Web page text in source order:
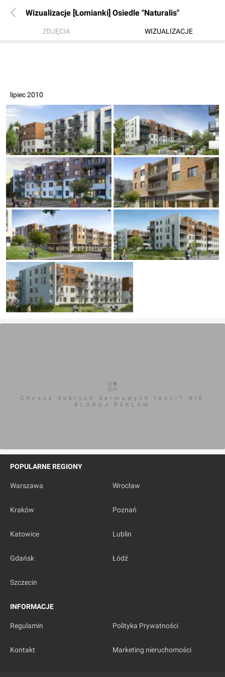
Wizualizacje [Łomianki] Osiedle "Naturalis"
ZDJĘCIA WIZUALIZACJE
lipiec 2010
Chcesz dobrych darmowych teści? NIE
BLOKUJ REKLAM
POPULARNE REGIONY
Warszawa Wrocław
Kraków Poznań
Katowice Lublin
Gdańsk Łódź
Szczecin
INFORMACJE
Regulamin Polityka Prywatności
Kontakt Marketing nieruchomości